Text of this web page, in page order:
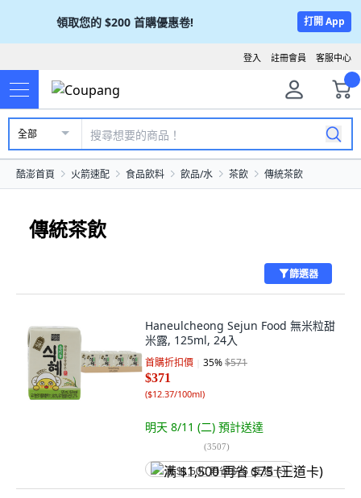
領取您的 $200 首購優惠卷! 打開 App
客服中心
註冊會員
登入
全部
酷澎首頁 火箭速配 食品飲料 飲品/水 茶飲 傳統茶飲
傳統茶飲
篩選器
Haneulcheong Sejun Food 無米粒甜
米露, 125ml, 24入
首購折扣價 35%$571
$371
($12.37/100ml)
明天 8/11 (二) 預計送達
(3507)
满 $1,500 再省 $75 (王道卡)